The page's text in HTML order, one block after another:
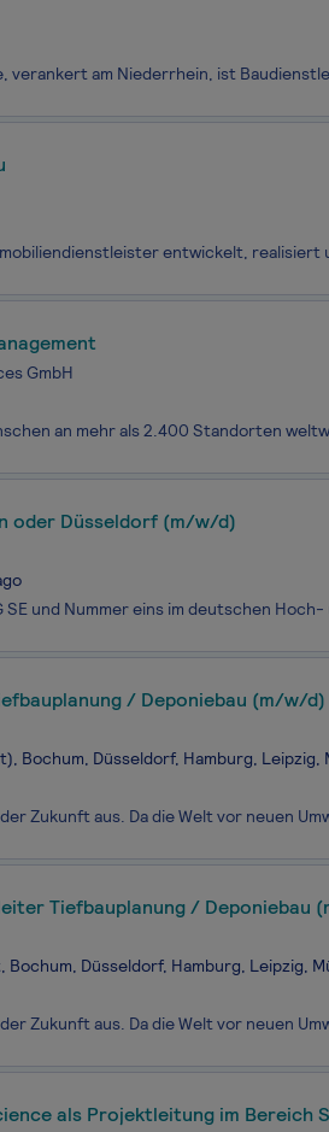
GmbH
oder Düsseldorf (m/w/d)
/ Deponiebau (m/w/d)
Bochum, Düsseldorf, Hamburg, Leipzig,
Tiefbauplanung / Deponiebau
Düsseldorf, Hamburg, Leipzig,
Bachelor of Engineering oder Science als Projektleitung